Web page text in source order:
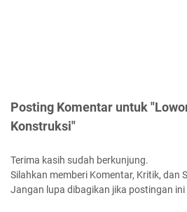
Posting Komentar untuk
Konstruksi"
Terima kasih sudah berkunjung.
Silahkan memberi Komentar, Kritik, dan
Jangan lupa dibagikan jika postingan